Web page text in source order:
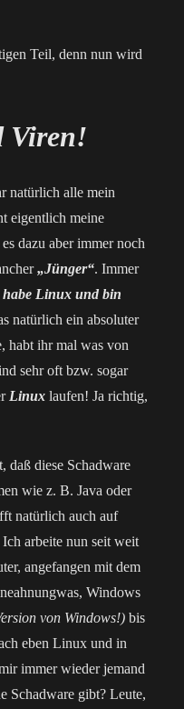
Teil, denn nun wird
Viren!
natürlich alle mein
eigentlich meine
dazu aber immer noch
„Jünger“. Immer
Linux und bin
natürlich ein absoluter
habt ihr mal was von
sehr oft bzw. sogar
Linux laufen! Ja richtig,
daß diese Schadware
wie z. B. Java oder
natürlich auch auf
arbeite nun seit weit
angefangen mit dem
Windows
von Windows!) bis
eben Linux und in
immer wieder jemand
Schadware gibt? Leute,